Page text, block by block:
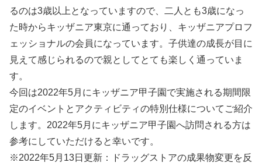
るのは3歳以上となっていますので、二人とも3歳になっ
た時からキッザニア東京に通っており、キッザニアプロフ
ェッショナルの会員になっています。子供達の成長が目に
見えて感じられるので親としてとても楽しく通っていま
す。
今回は2022年5月にキッザニア甲子園で実施される期間限
定のイベントとアクティビティの特別仕様についてご紹介
します。2022年5月にキッザニア甲子園へ訪問される方は
参考にしていただけると幸いです。
※2022年5月13日更新：ドラッグストアの成果物変更を反